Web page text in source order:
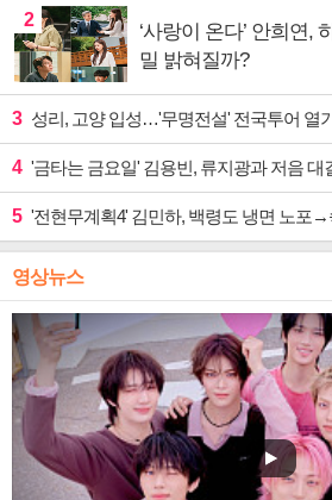
2
‘사랑이 온다’ 안희연,
밀 밝혀질까?
3 성리, 고양 입성…'무명전설' 전국투어 열
4 '금타는 금요일' 김용빈, 류지광과 저음 대
5 '전현무계획4' 김민하, 백령도 냉면 노포→숙성 광
영상뉴스